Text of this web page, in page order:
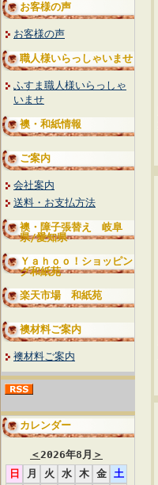
お客様の声
お客様の声
職人様いらっしゃいませ
ふすま職人様いらっしゃ
いませ
襖・和紙情報
ご案内
会社案内
送料・お支払方法
襖・障子張替え 岐阜
県/愛知県
Ｙａｈｏｏ！ショッピン
グ和紙苑
楽天市場 和紙苑
襖材料ご案内
襖材料ご案内
カレンダー
＜2026年8月 ＞
日
月 火 水 木 金 土